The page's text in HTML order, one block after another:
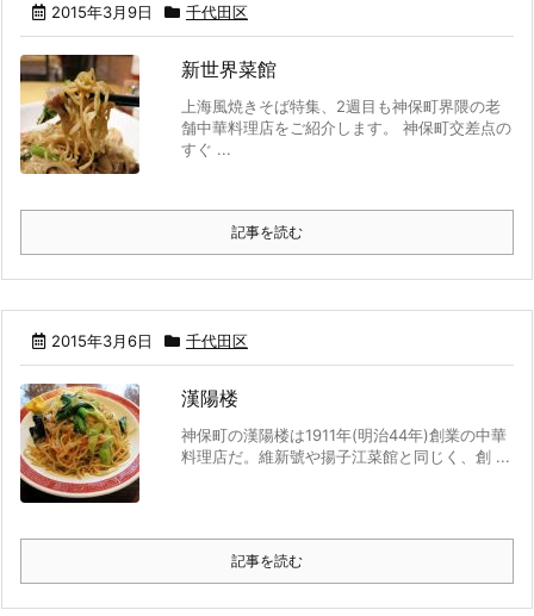
2015年3月9日 千代田区
新世界菜館
上海風焼きそば特集、2週目も神保町界隈の老
舗中華料理店をご紹介します。 神保町交差点の
すぐ ...
記事を読む
2015年3月6日 千代田区
漢陽楼
神保町の漢陽楼は1911年(明治44年)創業の中華
料理店だ。維新號や揚子江菜館と同じく、創 ...
記事を読む